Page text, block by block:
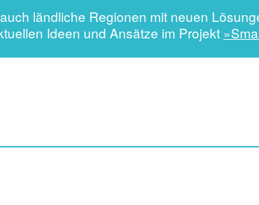
ländliche Regionen mit neuen
Ideen und Ansätze im Projekt